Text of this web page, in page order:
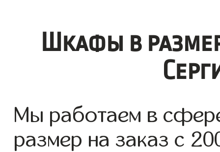
Шкафы в
Мы работаем в
размер на заказ с